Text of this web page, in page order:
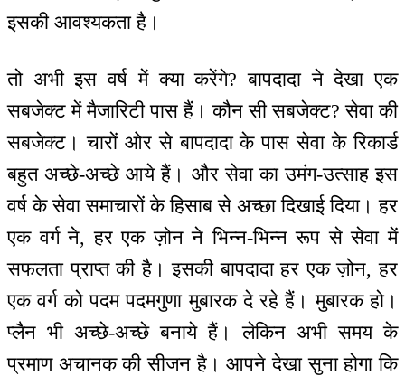
इसकी आवश्यकता है।
तो अभी इस वर्ष में क्या करेंगे? बापदादा ने देखा एक
सबजेक्ट में मैजारिटी पास हैं। कौन सी सबजेक्ट? सेवा की
सबजेक्ट। चारों ओर से बापदादा के पास सेवा के रिकार्ड
बहुत अच्छे-अच्छे आये हैं। और सेवा का उमंग-उत्साह इस
वर्ष के सेवा समाचारों के हिसाब से अच्छा दिखाई दिया। हर
एक वर्ग ने, हर एक ज़ोन ने भिन्न-भिन्न रूप से सेवा में
सफलता प्राप्त की है। इसकी बापदादा हर एक ज़ोन, हर
एक वर्ग को पदम पदमगुणा मुबारक दे रहे हैं। मुबारक हो।
प्लैन भी अच्छे-अच्छे बनाये हैं। लेकिन अभी समय के
प्रमाण अचानक की सीजन है। आपने देखा सुना होगा कि